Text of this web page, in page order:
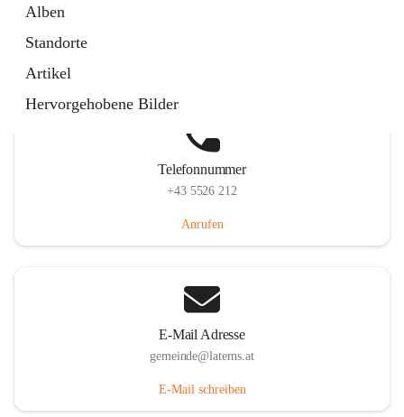
Alben
Standorte
Artikel
Hervorgehobene Bilder
Telefonnummer
+43 5526 212
Anrufen
E-Mail Adresse
gemeinde@laterns.at
E-Mail schreiben